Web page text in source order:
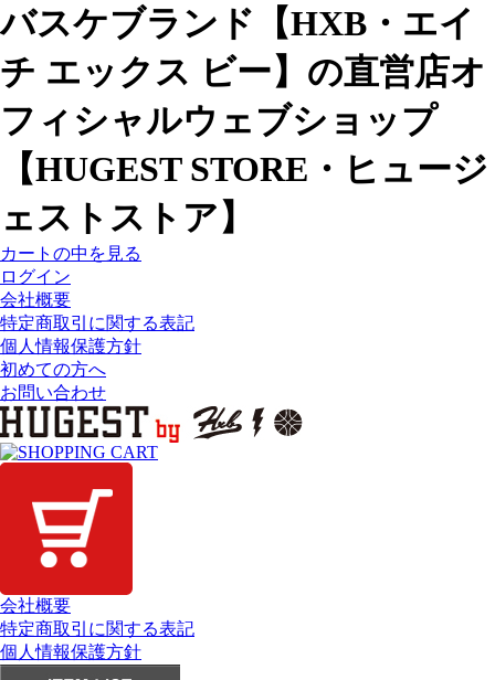
バスケブランド【HXB・エイ
チ エックス ビー】の直営店オ
フィシャルウェブショップ
【HUGEST STORE・ヒュージ
ェストストア】
カートの中を見る
ログイン
会社概要
特定商取引に関する表記
個人情報保護方針
初めての方へ
お問い合わせ
会社概要
特定商取引に関する表記
個人情報保護方針